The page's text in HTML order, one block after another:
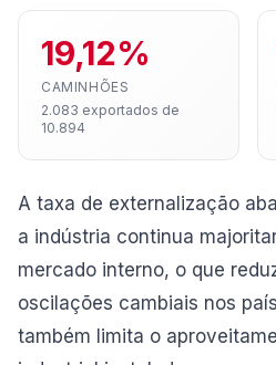
19,12%
CAMINHÕES
2.083 exportados de
10.894
A taxa de externalização
a indústria continua
mercado interno, o que
oscilações cambiais nos
também limita o